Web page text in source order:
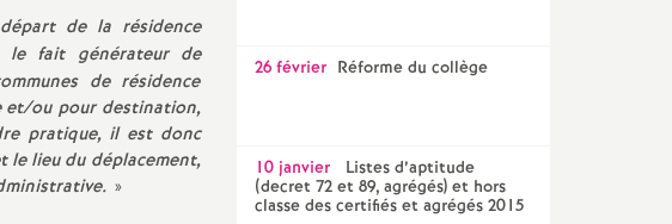
de la résidence
le fait générateur de
de résidence
et/ou pour destination,
pratique, il est donc
le lieu du déplacement,
»
26 février Réforme du collège
10 janvier
Listes d’aptitude
(decret 72 et 89, agrégés) et hors
classe des certifiés et agrégés 2015